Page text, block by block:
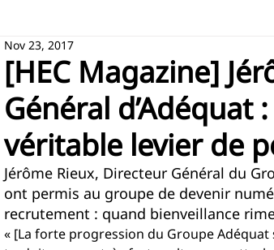
[HEC Magazine]
Général
véritable levier de
Nov 23, 2017
Jérôme Rieux, Directeur Général du
ont permis au groupe de devenir
recrutement : quand bienveillance
« [La forte progression du Groupe